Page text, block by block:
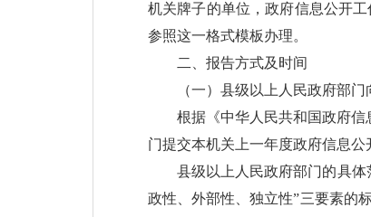
机关牌子的单位，政府信息公开
参照这一格式模板办理。
二、报告方式及时间
（一）县级以上人民政府部
根据《中华人民共和国政府
门提交本机关上一年度政府信息公
县级以上人民政府部门的具
政性、外部性、独立性”三要素的